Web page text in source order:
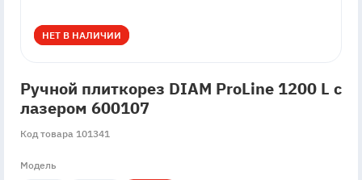
НЕТ В НАЛИЧИИ
НЕТ В НАЛИЧИИ
Ручной плиткорез DIAM ProLine 1200 L с
лазером 600107
Код товара 101341
Модель